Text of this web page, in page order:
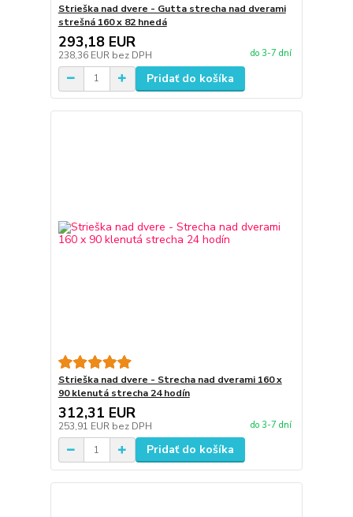
Strieška nad dvere - Gutta strecha nad dverami
strešná 160 x 82 hnedá
293,18 EUR
238,36 EUR bez DPH do 3-7 dní
Pridať do košíka
Strieška nad dvere - Strecha nad dverami 160 x
90 klenutá strecha 24 hodín
312,31 EUR
253,91 EUR bez DPH do 3-7 dní
Pridať do košíka